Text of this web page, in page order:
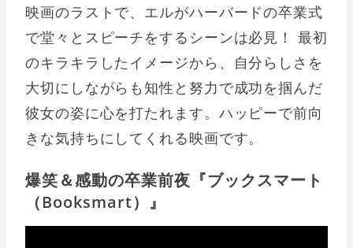
映画のラストで、エルがハーバードの卒業式
で堂々とスピーチをするシーンは必見！ 最初
のキラキラしたイメージから、自分らしさを
大切にしながらも知性と努力で成功を掴んだ
彼女の姿に心を打たれます。ハッピーで前向
きな気持ちにしてくれる映画です。
爆笑＆感動の卒業前夜『ブックスマート
（Booksmart）』